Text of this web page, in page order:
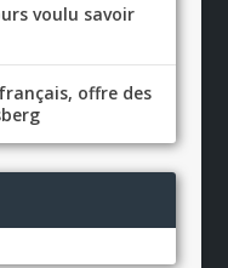
voulu savoir
offre des